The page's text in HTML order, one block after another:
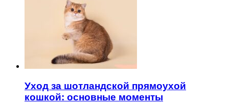
Уход за шотландской прямоухой
кошкой: основные моменты